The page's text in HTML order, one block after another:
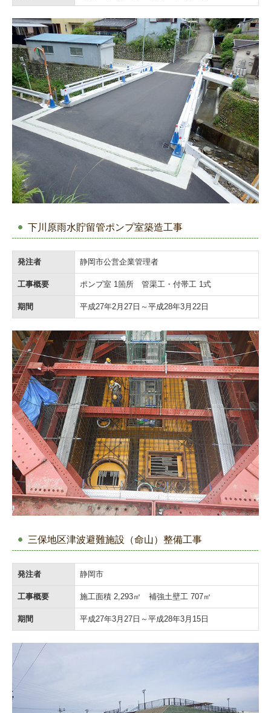
下川原雨水貯留管ポンプ室築造工事
発注者 静岡市公営企業管理者
工事概要 ポンプ室 1箇所 管渠工・付帯工 1式
期間 平成27年2月27日～平成28年3月22日
三保地区津波避難施設（命山）整備工事
発注者 静岡市
工事概要 施工面積 2,293㎡ 補強土壁工 707㎡
期間 平成27年3月27日～平成28年3月15日